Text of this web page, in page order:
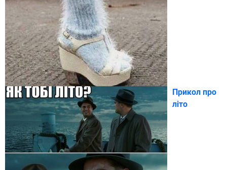
Прикол про
літо